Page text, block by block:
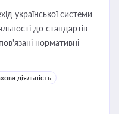
української системи
до стандартів
нормативні
діяльність